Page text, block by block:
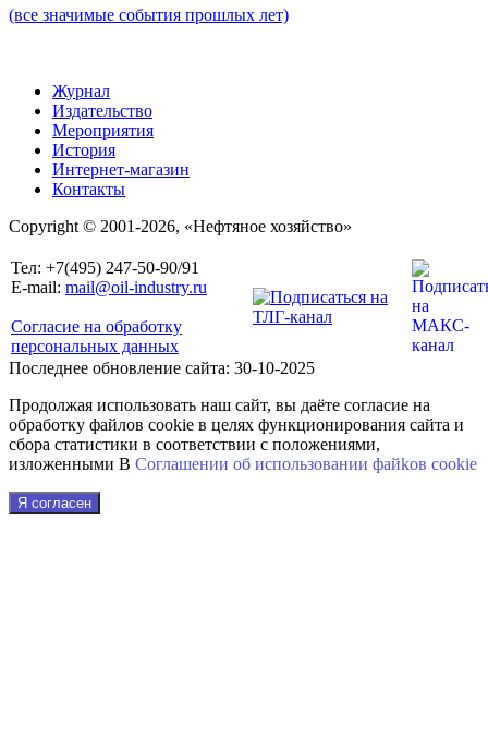
(все значимые события прошлых лет)
Журнал
Издательство
Мероприятия
История
Интернет-магазин
Контакты
Copyright © 2001-2026, «Нефтяное хозяйство»
Тел: +7(495) 247-50-90/91
E-mail: mail@oil-industry.ru
Согласие на обработку
персональных данных
Последнее обновление сайта: 30-10-2025
Продолжая использовать наш сайт, вы даёте согласие на
обработку файлов cookie в целях функционирования сайта и
сбора статистики в соответствии с положениями,
изложенными В Соглашении об использовании файkов cookie
Я согласен